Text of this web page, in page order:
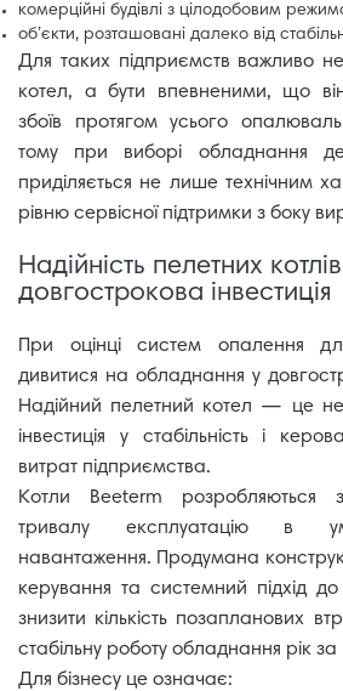
комерційні будівлі з цілодобовим
об’єкти, розташовані далеко від
Для таких підприємств важливо
котел, а бути впевненими, що
збоїв протягом усього
тому при виборі обладнання
приділяється не лише технічним
рівню сервісної підтримки з боку
Надійність пелетних
довгострокова інвестиція
При оцінці систем опалення
дивитися на обладнання у
Надійний пелетний котел — це
інвестиція у стабільність і
витрат підприємства.
Котли Beeterm розробляються
тривалу експлуатацію в
навантаження. Продумана
керування та системний підхід до
знизити кількість позапланових
стабільну роботу обладнання рік
Для бізнесу це означає: